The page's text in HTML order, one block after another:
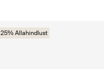
25% Allahindlust